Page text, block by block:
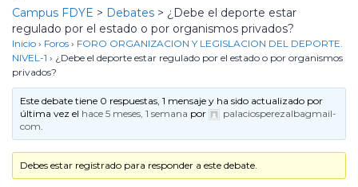
Campus FDYE > Debates > ¿Debe el deporte estar
regulado por el estado o por organismos privados?
Inicio › Foros › FORO ORGANIZACION Y LEGISLACION DEL DEPORTE.
NIVEL-1 › ¿Debe el deporte estar regulado por el estado o por organismos
privados?
Este debate tiene 0 respuestas, 1 mensaje y ha sido actualizado por
última vez el hace 5 meses, 1 semana por
palaciosperezalbagmail-
com.
Debes estar registrado para responder a este debate.